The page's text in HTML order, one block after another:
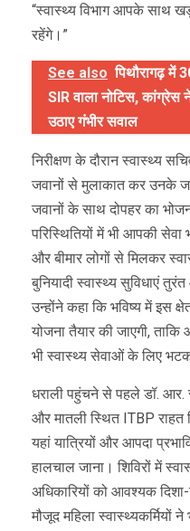
“स्वास्थ्य विभाग आपके साथ
रहेंगे।”
See also पिथौरागढ़ में
SIR वाला नोटिस, कांग्रेस
उठाए गंभीर सवाल
निरीक्षण के दौरान स्वास्थ्य
जवानों से मुलाकात कर उनके
जवानों के साथ दोपहर का
परिस्थितियों में भी आपकी सेवा
और बीमार लोगों से मिलकर
बुनियादी स्वास्थ्य सुविधाएं
उन्होंने कहा कि भविष्य में इस
योजना तैयार की जाएगी,
भी स्वास्थ्य सेवाओं के लिए
धराली पहुंचने से पहले डॉ. आर.
और मातली स्थित ITBP राहत
यहां यात्रियों और आपदा
हालचाल जाना। शिविरों में
अधिकारियों को आवश्यक दिशा-
मौजूद महिला स्वास्थ्यकर्मियों